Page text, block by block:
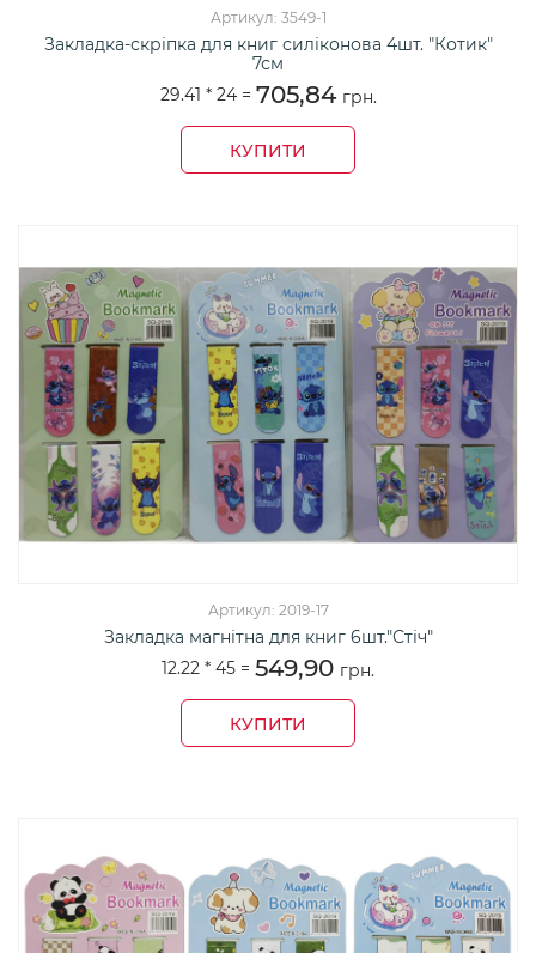
Артикул: 3549-1
Закладка-скріпка для книг силіконова 4шт. "Котик"
7см
29.41 * 24= 705,84 грн.
КУПИТИ
Артикул: 2019-17
Закладка магнітна для книг 6шт."Стіч"
12.22 * 45 = 549,90 грн.
КУПИТИ